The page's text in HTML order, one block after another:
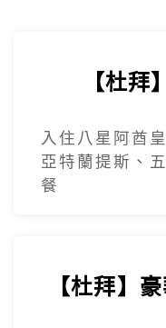
【杜
入住八星阿酋
亞特蘭提斯、
餐
【杜拜】